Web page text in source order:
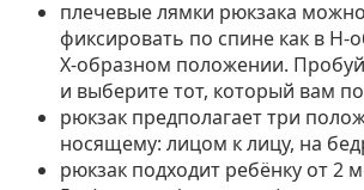
плечевые лямки рюкзака
фиксировать по спине как в H-
X-образном положении.
и выберите тот, который вам
рюкзак предполагает три
носящему: лицом к лицу, на
рюкзак подходит ребёнку от 2